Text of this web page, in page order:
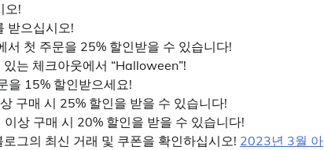
오!
받으십시오!
서 첫 주문을 25% 할인받을 수 있습니다!
는 체크아웃에서 “Halloween”!
을 15% 할인받으세요!
구매 시 25% 할인을 받을 수 있습니다!
상 구매 시 20% 할인을 받을 수 있습니다!
그의 최신 거래 및 쿠폰을 확인하십시오! 2023년 3월 아